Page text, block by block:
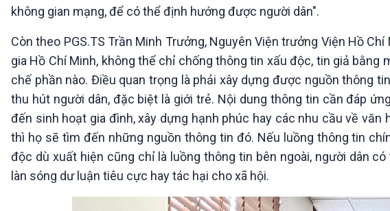
không gian mạng, để có thể định hướng được người dân".
Còn theo PGS.TS Trần Minh Trưởng, Nguyên Viện trưởng Viện Hồ
gia Hồ Chí Minh, không thể chỉ chống thông tin xấu độc, tin giả bằng
chế phần nào. Điều quan trọng là phải xây dựng được nguồn thông
thu hút người dân, đặc biệt là giới trẻ. Nội dung thông tin cần đáp
đến sinh hoạt gia đình, xây dựng hạnh phúc hay các nhu cầu về
thì họ sẽ tìm đến những nguồn thông tin đó. Nếu luồng thông tin
độc dù xuất hiện cũng chỉ là luồng thông tin bên ngoài, người dân
làn sóng dư luận tiêu cực hay tác hại cho xã hội.